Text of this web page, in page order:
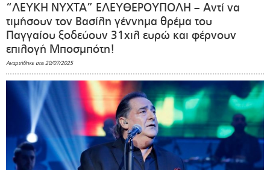
“ΛΕΥΚΗ ΝΥΧΤΑ” ΕΛΕΥΘΕΡΟΥΠΟΛΗ – Αντί να
τιμήσουν τον Βασίλη γέννημα θρέμα του
Παγγαίου ξοδεύουν 31χιλ ευρώ και φέρνουν
επιλογή Μποσμπότη!
Αναρτήθηκε στις 20/07/2025